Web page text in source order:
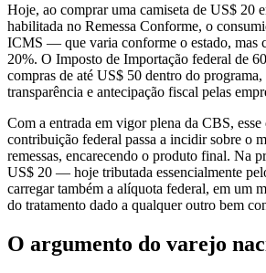
Hoje, ao comprar uma camiseta de US$ 20
habilitada no Remessa Conforme, o
ICMS — que varia conforme o estado, mas
20%. O Imposto de Importação federal de
compras de até US$ 50 dentro do programa,
transparência e antecipação fiscal pelas
Com a entrada em vigor plena da CBS,
contribuição federal passa a incidir sobre o
remessas, encarecendo o produto final. Na
US$ 20 — hoje tributada essencialmente
carregar também a alíquota federal, em um
do tratamento dado a qualquer outro bem
O argumento do varejo